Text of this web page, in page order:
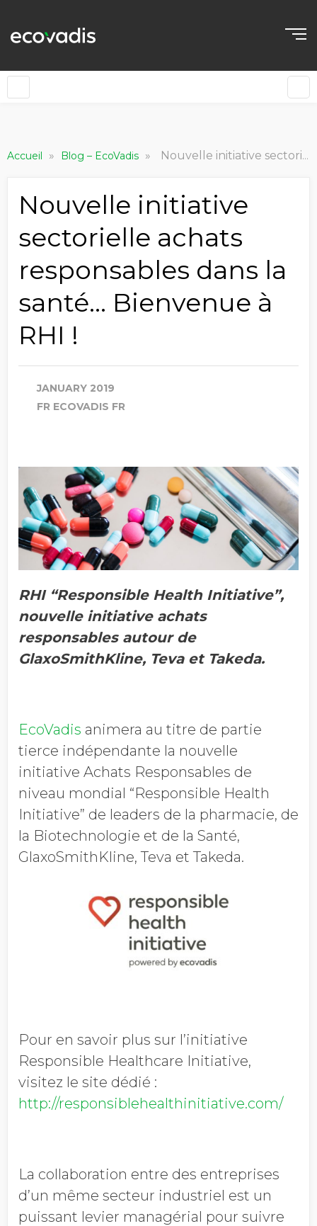
Accueil » Blog – EcoVadis » Nouvelle initiative sectorielle achats responsables dans la santé… Bienvenue à RHI !
Nouvelle initiative
sectorielle achats
responsables dans la
santé… Bienvenue à
RHI !
JANUARY 2019
FR ECOVADIS FR
RHI “Responsible Health Initiative”,
nouvelle initiative achats
responsables autour de
GlaxoSmithKline, Teva et Takeda.
EcoVadis animera au titre de partie
tierce indépendante la nouvelle
initiative Achats Responsables de
niveau mondial “Responsible Health
Initiative” de leaders de la pharmacie, de
la Biotechnologie et de la Santé,
GlaxoSmithKline, Teva et Takeda.
Pour en savoir plus sur l’initiative
Responsible Healthcare Initiative,
visitez le site dédié :
http://responsiblehealthinitiative.com/
La collaboration entre des entreprises
d’un même secteur industriel est un
puissant levier managérial pour suivre